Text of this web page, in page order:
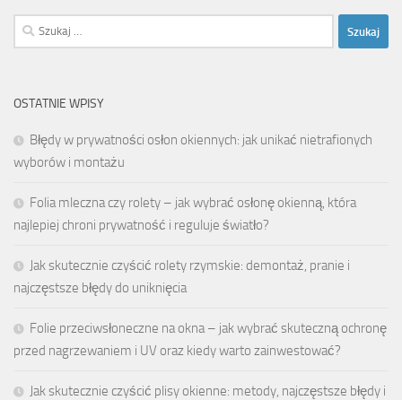
Szukaj:
OSTATNIE WPISY
Błędy w prywatności osłon okiennych: jak unikać nietrafionych
wyborów i montażu
Folia mleczna czy rolety – jak wybrać osłonę okienną, która
najlepiej chroni prywatność i reguluje światło?
Jak skutecznie czyścić rolety rzymskie: demontaż, pranie i
najczęstsze błędy do uniknięcia
Folie przeciwsłoneczne na okna – jak wybrać skuteczną ochronę
przed nagrzewaniem i UV oraz kiedy warto zainwestować?
Jak skutecznie czyścić plisy okienne: metody, najczęstsze błędy i